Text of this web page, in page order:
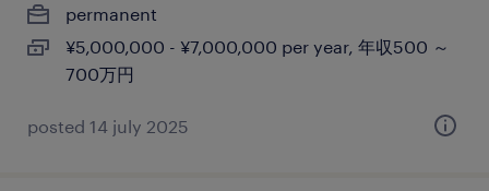
permanent
¥5,000,000 - ¥7,000,000 per year, 年収500 ～
700万円
posted 14 july 2025